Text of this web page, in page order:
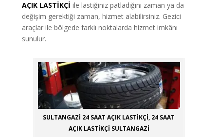
AÇIK LASTİKÇİ ile lastiğiniz patladığını zaman ya da
değişim gerektiği zaman, hizmet alabilirsiniz. Gezici
araçlar ile bölgede farklı noktalarda hizmet imkânı
sunulur.
SULTANGAZİ 24 SAAT AÇIK LASTİKÇİ, 24 SAAT
AÇIK LASTİKÇİ SULTANGAZİ